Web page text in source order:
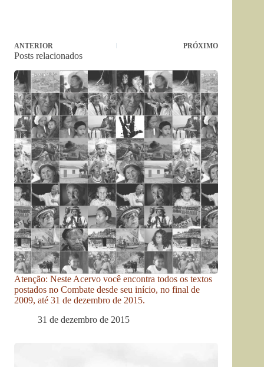
ANTERIOR PRÓXIMO
Posts relacionados
Atenção: Neste Acervo você encontra todos os textos
postados no Combate desde seu início, no final de
2009, até 31 de dezembro de 2015.
31 de dezembro de 2015